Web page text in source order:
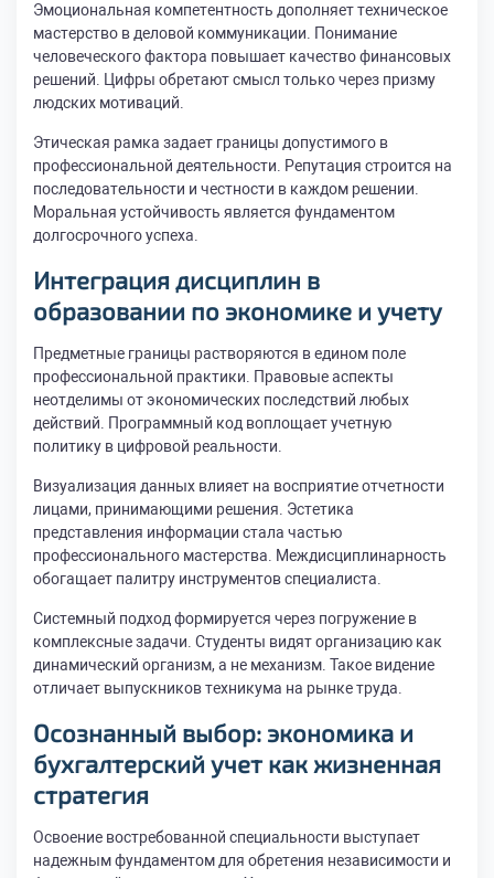
Эмоциональная компетентность дополняет техническое
мастерство в деловой коммуникации. Понимание
человеческого фактора повышает качество финансовых
решений. Цифры обретают смысл только через призму
людских мотиваций.
Этическая рамка задает границы допустимого в
профессиональной деятельности. Репутация строится на
последовательности и честности в каждом решении.
Моральная устойчивость является фундаментом
долгосрочного успеха.
Интеграция дисциплин в
образовании по экономике и учету
Предметные границы растворяются в едином поле
профессиональной практики. Правовые аспекты
неотделимы от экономических последствий любых
действий. Программный код воплощает учетную
политику в цифровой реальности.
Визуализация данных влияет на восприятие отчетности
лицами, принимающими решения. Эстетика
представления информации стала частью
профессионального мастерства. Междисциплинарность
обогащает палитру инструментов специалиста.
Системный подход формируется через погружение в
комплексные задачи. Студенты видят организацию как
динамический организм, а не механизм. Такое видение
отличает выпускников техникума на рынке труда.
Осознанный выбор: экономика и
бухгалтерский учет как жизненная
стратегия
Освоение востребованной специальности выступает
надежным фундаментом для обретения независимости и